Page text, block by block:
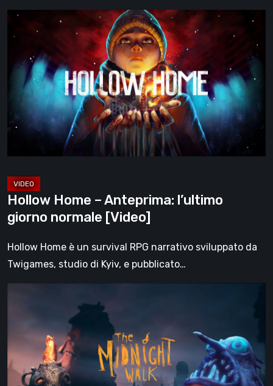
Hollow
Home
Anteprima:
l’ultimo
giorno
normale
Hollow Home – Anteprima: l’ultimo
giorno normale [Video]
Hollow Home è un survival RPG narrativo sviluppato da
Twigames, studio di Kyiv, e pubblicato…
la
recensione:
una